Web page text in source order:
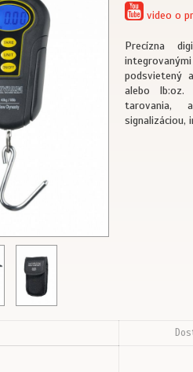
video o
Precízna
podsvietený
alebo lb:oz.
tarovania,
signalizáciou,